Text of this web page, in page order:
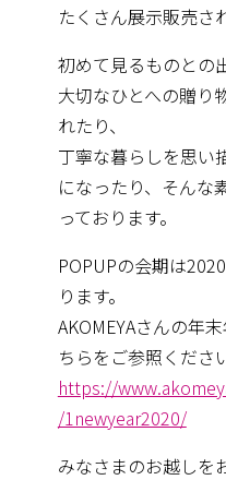
たくさん展示販売さ
初めて見るものとの
大切なひとへの贈り
れたり、
丁寧な暮らしを思い
になったり、そんな
っております。
POPUPの会期は
ります。
AKOMEYAさんの年
ちらをご参照く ださ
https://
/1newyear2020/
みなさまのお越しを